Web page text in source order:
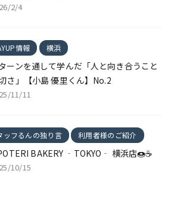
2/4
情報 横浜
ーンを通して学んだ「人と向き合うこと
さ」【小島 優里くん】No.2
11/11
ッフるんの独り言 利用者様のご紹介
BAKERY ‐TOKYO‐ 横浜店🍩☕
10/15